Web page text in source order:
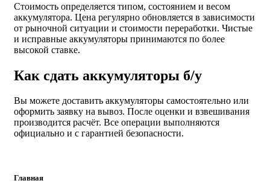
Стоимость определяется типом, состоянием и весом
аккумулятора. Цена регулярно обновляется в зависимости
от рыночной ситуации и стоимости переработки. Чистые
и исправные аккумуляторы принимаются по более
высокой ставке.
Как сдать аккумуляторы б/у
Вы можете доставить аккумуляторы самостоятельно или
оформить заявку на вывоз. После оценки и взвешивания
производится расчёт. Все операции выполняются
официально и с гарантией безопасности.
Главная